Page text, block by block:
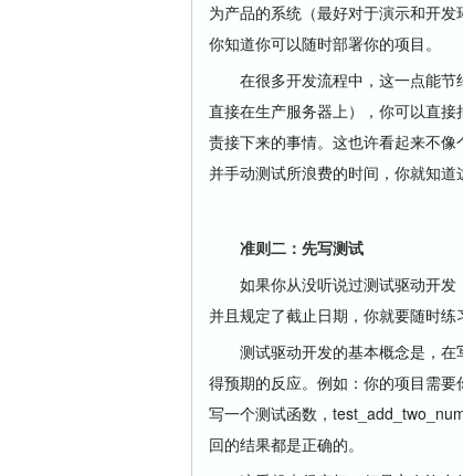
为产品的系统（最好对于演示和开
你知道你可以随时部署你的项目。
在很多开发流程中，这一点能节
直接在生产服务器上），你可以直
责接下来的事情。这也许看起来不
并手动测试所浪费的时间，你就知道
准则二：先写测试
如果你从没听说过测试驱动开发
并且规定了截止日期，你就要随时练
测试驱动开发的基本概念是，在
得预期的反应。例如：你的项目需
写一个测试函数，
回的结果都是正确的。